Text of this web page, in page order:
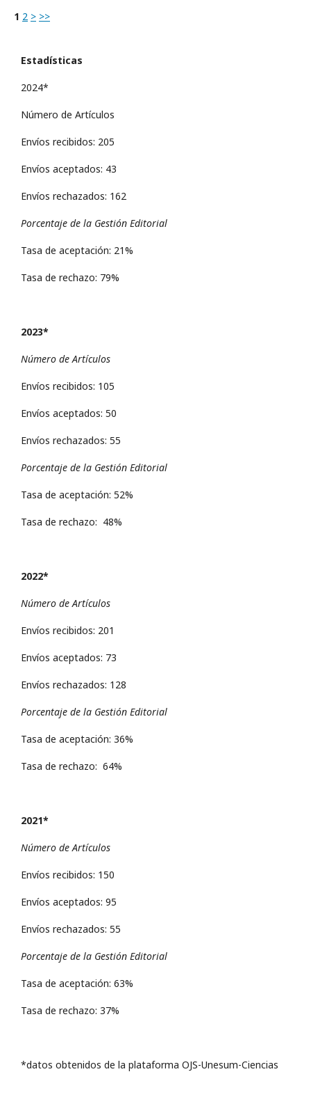
1 2 > >>
Estadísticas
2024*
Número de Artículos
Envíos recibidos: 205
Envíos aceptados: 43
Envíos rechazados: 162
Porcentaje de la Gestión Editorial
Tasa de aceptación: 21%
Tasa de rechazo: 79%
2023*
Número de Artículos
Envíos recibidos: 105
Envíos aceptados: 50
Envíos rechazados: 55
Porcentaje de la Gestión Editorial
Tasa de aceptación: 52%
Tasa de rechazo: 48%
2022*
Número de Artículos
Envíos recibidos: 201
Envíos aceptados: 73
Envíos rechazados: 128
Porcentaje de la Gestión Editorial
Tasa de aceptación: 36%
Tasa de rechazo: 64%
2021*
Número de Artículos
Envíos recibidos: 150
Envíos aceptados: 95
Envíos rechazados: 55
Porcentaje de la Gestión Editorial
Tasa de aceptación: 63%
Tasa de rechazo: 37%
*datos obtenidos de la plataforma OJS-Unesum-Ciencias